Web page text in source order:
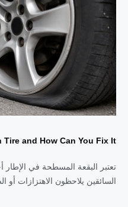
and How Can You Fix It?
تعتبر البقعة المسطحة في الإطار
السائقين يلاحظون الاهتزازات أو